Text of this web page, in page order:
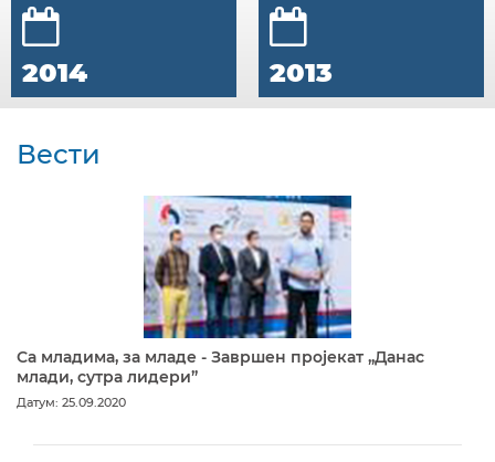
2014 2013
Вести
Са младима, за младе - Завршен пројекат „Данас
млади, сутра лидери”
Датум: 25.09.2020